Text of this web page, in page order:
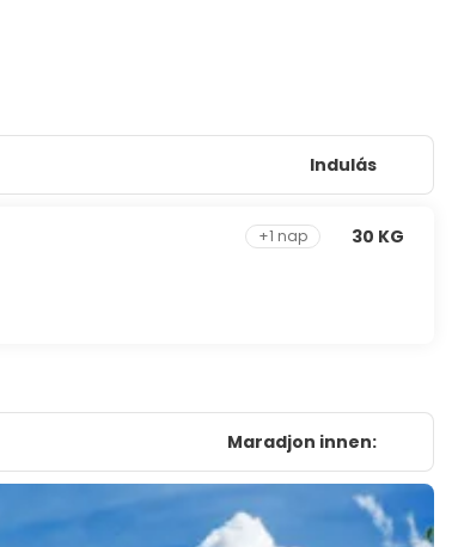
Indulás
+1 nap 30 KG
Maradjon innen: